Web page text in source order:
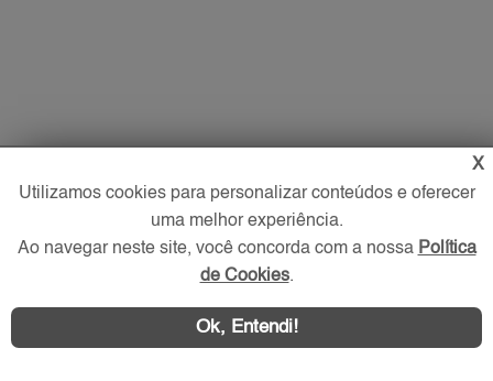
X
Utilizamos cookies para personalizar conteúdos e oferecer
uma melhor experiência.
Ao navegar neste site, você concorda com a nossa Política
de Cookies.
Ok, Entendi!